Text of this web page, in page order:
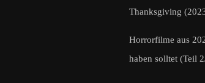
Thanksgiving
Horrorfilme aus
haben solltet (Teil